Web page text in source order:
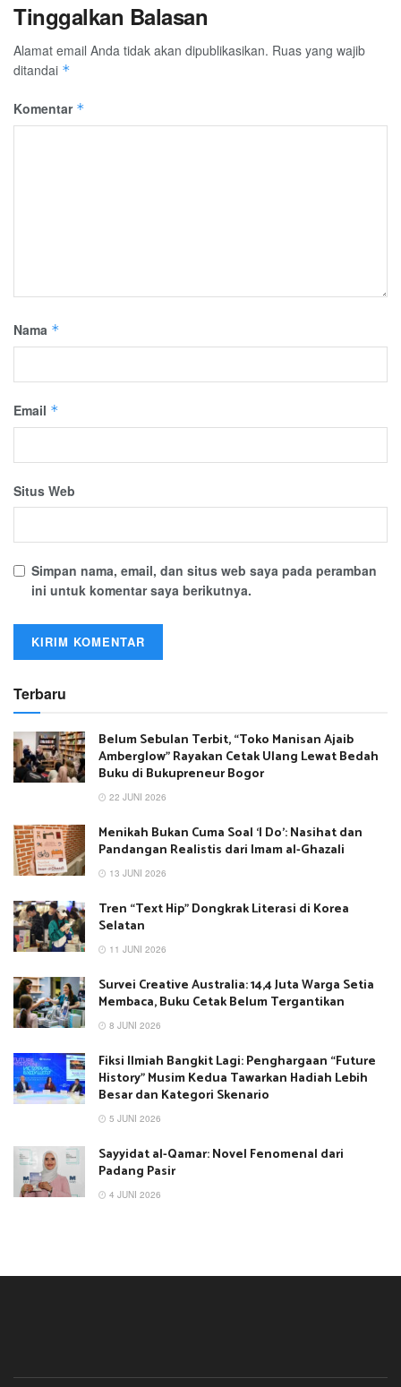
Tinggalkan Balasan
Alamat email Anda tidak akan dipublikasikan. Ruas yang wajib
ditandai *
Komentar *
Nama *
Email *
Situs Web
Simpan nama, email, dan situs web saya pada peramban
ini untuk komentar saya berikutnya.
Terbaru
Belum Sebulan Terbit, “Toko Manisan Ajaib
Amberglow” Rayakan Cetak Ulang Lewat Bedah
Buku di Bukupreneur Bogor
22 JUNI 2026
Menikah Bukan Cuma Soal ‘I Do’: Nasihat dan
Pandangan Realistis dari Imam al-Ghazali
13 JUNI 2026
Tren “Text Hip” Dongkrak Literasi di Korea
Selatan
11 JUNI 2026
Survei Creative Australia: 14,4 Juta Warga Setia
Membaca, Buku Cetak Belum Tergantikan
8 JUNI 2026
Fiksi Ilmiah Bangkit Lagi: Penghargaan “Future
History” Musim Kedua Tawarkan Hadiah Lebih
Besar dan Kategori Skenario
5 JUNI 2026
Sayyidat al-Qamar: Novel Fenomenal dari
Padang Pasir
4 JUNI 2026